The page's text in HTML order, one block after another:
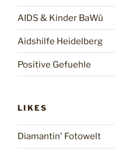
AIDS & Kinder BaWü
Aidshilfe Heidelberg
Positive Gefuehle
LIKES
Diamantin' Fotowelt